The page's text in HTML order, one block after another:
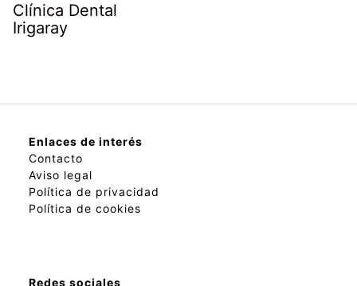
Clínica Dental
Irigaray
Enlaces de interés
Contacto
Aviso legal
Política de privacidad
Política de cookies
Redes sociales